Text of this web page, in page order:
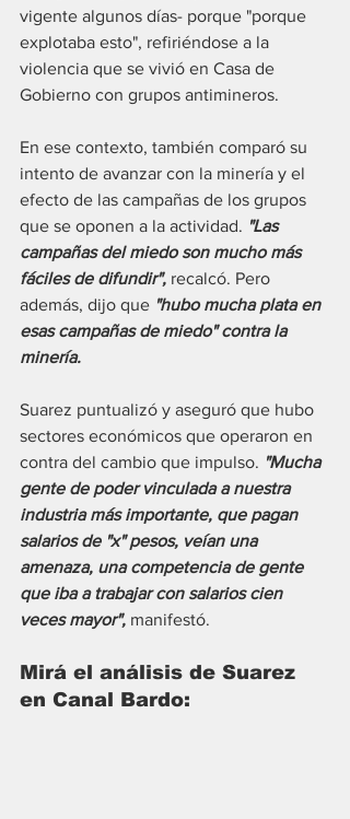
vigente algunos días- porque "porque
explotaba esto", refiriéndose a la
violencia que se vivió en Casa de
Gobierno con grupos antimineros.
En ese contexto, también comparó su
intento de avanzar con la minería y el
efecto de las campañas de los grupos
que se oponen a la actividad. "Las
campañas del miedo son mucho más
fáciles de difundir", recalcó. Pero
además, dijo que "hubo mucha plata en
esas campañas de miedo" contra la
minería.
Suarez puntualizó y aseguró que hubo
sectores económicos que operaron en
contra del cambio que impulso. "Mucha
gente de poder vinculada a nuestra
industria más importante, que pagan
salarios de "x" pesos, veían una
amenaza, una competencia de gente
que iba a trabajar con salarios cien
veces mayor", manifestó.
Mirá el análisis de Suarez
en Canal Bardo: